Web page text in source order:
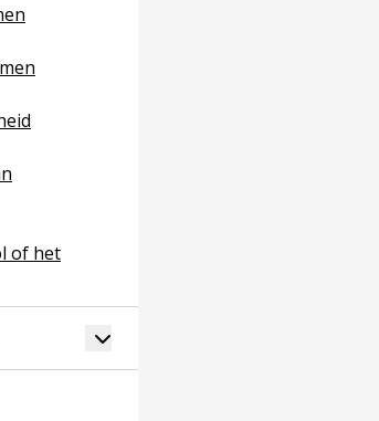
van slaapproblemen
van slaapproblemen
slaapgezondheid
oorzaken van slaapproblemen
of het
van (voor)school of het kinderdagverblijf
Ga naar pagina over 4 Samenwerken en
Toggle accordion over 4